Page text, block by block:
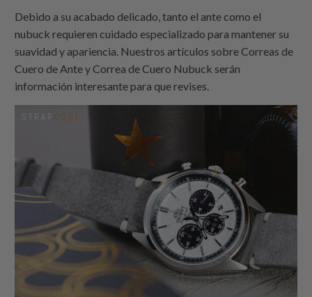
Debido a su acabado delicado, tanto el ante como el
nubuck requieren cuidado especializado para mantener su
suavidad y apariencia. Nuestros artículos sobre Correas de
Cuero de Ante y Correa de Cuero Nubuck serán
información interesante para que revises.